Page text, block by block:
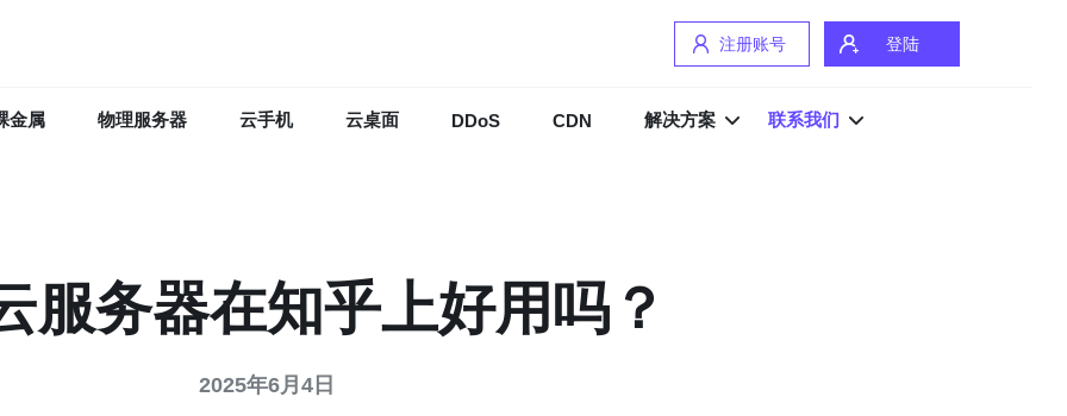
注册账号 登陆
金属 物理服务器 云手机 云桌面 DDoS CDN 解决方案 联系我们
服务器在知乎上好用吗？
2025年6月4日